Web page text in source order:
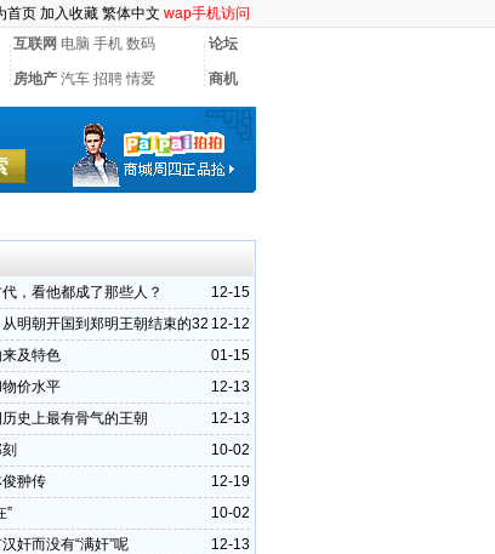
首页 加入收藏 繁体中文 wap手机访问
互联网 电脑 手机 数码 论坛
房地产 汽车 招聘 情爱 商机
12-15
，看他都成了那些人？
12-12
明朝开国到郑明王朝结束的32
01-15
及特色
12-13
价水平
12-13
史上最有骨气的王朝
10-02
12-19
翀传
10-02
”
12-13
奸而没有“满奸”呢